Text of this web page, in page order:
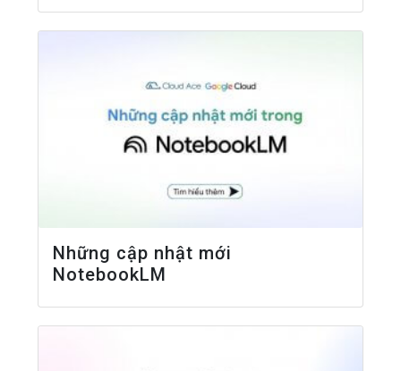
Những cập nhật mới
NotebookLM